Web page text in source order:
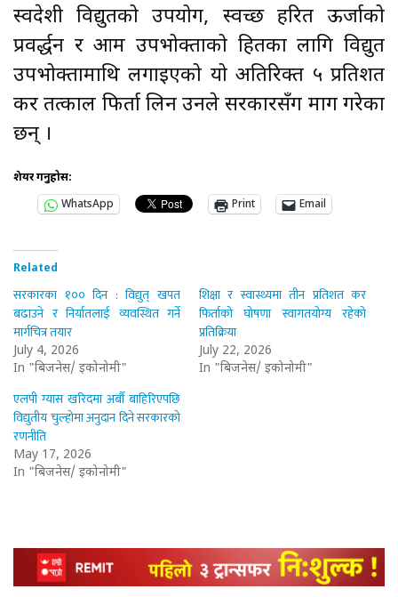
स्वदेशी विद्युतको उपयोग, स्वच्छ हरित ऊर्जाको
प्रवर्द्धन र आम उपभोक्ताको हितका लागि विद्युत
उपभोक्तामाथि लगाइएको यो अतिरिक्त ५ प्रतिशत
कर तत्काल फिर्ता लिन उनले सरकारसँग माग गरेका
छन् ।
शेयर गर्नुहोस:
WhatsApp
Print Email
Related
सरकारका १०० दिन : विद्युत् खपत
बढाउने र निर्यातलाई व्यवस्थित गर्ने
मार्गचित्र तयार
July 4, 2026
In "बिजनेस/ इकोनोमी"
शिक्षा र स्वास्थ्यमा तीन प्रतिशत कर
फिर्ताको घोषणा स्वागतयोग्य रहेको
प्रतिक्रिया
July 22, 2026
In "बिजनेस/ इकोनोमी"
एलपी ग्यास खरिदमा अर्बौं बाहिरिएपछि
विद्युतीय चुल्होमा अनुदान दिने सरकारको
रणनीति
May 17, 2026
In "बिजनेस/ इकोनोमी"